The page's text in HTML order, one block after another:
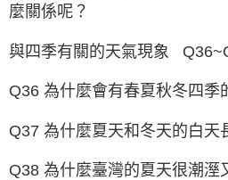
麼關係呢？
與四季有關的天氣現象
Q36 為什麼會有春夏秋冬四季
Q37 為什麼夏天和冬天的白天
Q38 為什麼臺灣的夏天很潮溼